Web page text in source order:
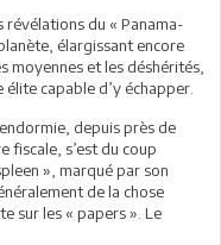
révélations du « Panama-
élargissant encore
moyennes et les déshérités,
capable d’y échapper.
depuis près de
fiscale, s’est du coup
», marqué par son
de la chose
sur les « papers ». Le